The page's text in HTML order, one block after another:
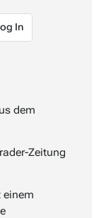
In
dem
Zeitung
einem